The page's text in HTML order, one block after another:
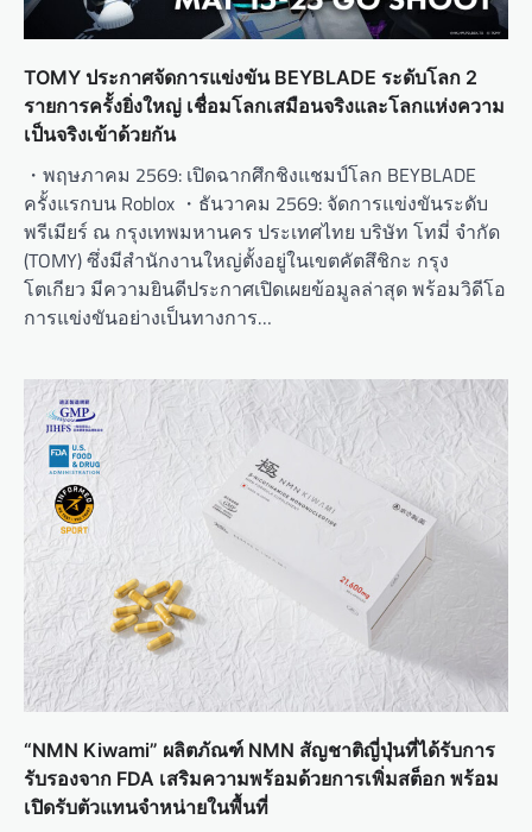
TOMY ประกาศจัดการแข่งขัน BEYBLADE ระดับโลก 2
รายการครั้งยิ่งใหญ่ เชื่อมโลกเสมือนจริงและโลกแห่งความ
เป็นจริงเข้าด้วยกัน
・พฤษภาคม 2569: เปิดฉากศึกชิงแชมป์โลก BEYBLADE
ครั้งแรกบน Roblox ・ธันวาคม 2569: จัดการแข่งขันระดับ
พรีเมียร์ ณ กรุงเทพมหานคร ประเทศไทย บริษัท โทมี่ จำกัด
(TOMY) ซึ่งมีสำนักงานใหญ่ตั้งอยู่ในเขตคัตสึชิกะ กรุง
โตเกียว มีความยินดีประกาศเปิดเผยข้อมูลล่าสุด พร้อมวิดีโอ
การแข่งขันอย่างเป็นทางการ…
“NMN Kiwami” ผลิตภัณฑ์ NMN สัญชาติญี่ปุ่นที่ได้รับการ
รับรองจาก FDA เสริมความพร้อมด้วยการเพิ่มสต็อก พร้อม
เปิดรับตัวแทนจำหน่ายในพื้นที่